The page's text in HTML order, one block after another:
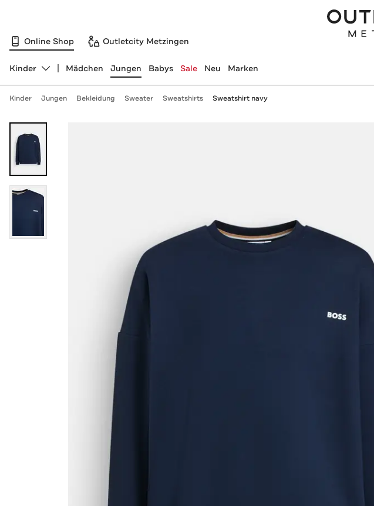
Online Shop Outletcity Metzingen
Abteilung ändern, ausgewählt:
Kinder Mädchen Jungen Babys Sale Neu Marken
Kinder Jungen Bekleidung Sweater Sweatshirts Sweatshirt navy